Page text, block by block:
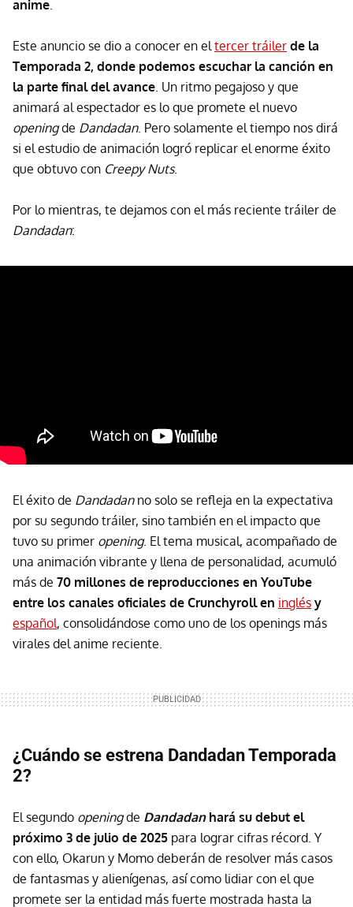
anime.
Este anuncio se dio a conocer en eltercer tráiler de la
Temporada 2, donde podemos escuchar la canción en
la parte final del avance. Un ritmo pegajoso y que
animará al espectador es lo que promete el nuevo
openingde Dandadan. Pero solamente el tiempo nos dirá
si el estudio de animación logró replicar el enorme éxito
que obtuvo con Creepy Nuts.
Por lo mientras, te dejamos con el más reciente tráiler de
Dandadan:
El éxito de Dandadanno solo se refleja en la expectativa
por su segundo tráiler, sino también en el impacto que
tuvo su primer opening. El tema musical, acompañado de
una animación vibrante y llena de personalidad, acumuló
más de 70 millones de reproducciones en YouTube
entre los canales oficiales de Crunchyroll en inglés y
español, consolidándose como uno de los openings más
virales del anime reciente.
¿Cuándo se estrena Dandadan Temporada
2?
El segundo openingde Dandadan hará su debut el
próximo 3 de julio de 2025 para lograr cifras récord. Y
con ello, Okarun y Momo deberán de resolver más casos
de fantasmas y alienígenas, así como lidiar con el que
promete ser la entidad más fuerte mostrada hasta la